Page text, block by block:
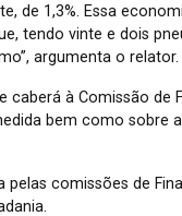
de 1,3%. Essa
tendo vinte e dois
argumenta o relator.
caberá à Comissão de
bem como sobre
pelas comissões de